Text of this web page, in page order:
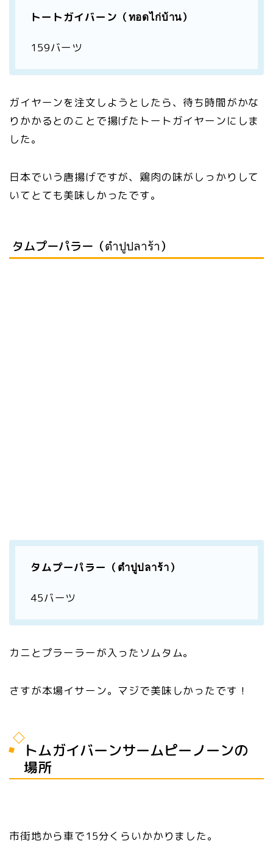
トートガイバーン（ทอดไก่บ้าน）
159バーツ
ガイヤーンを注文しようとしたら、待ち時間がかな
りかかるとのことで揚げたトートガイヤーンにしま
した。
日本でいう唐揚げですが、鶏肉の味がしっかりして
いてとても美味しかったです。
タムプーパラー（ตำปูปลาร้า）
タムプーパラー（ตำปูปลาร้า）
45バーツ
カニとプラーラーが入ったソムタム。
さすが本場イサーン。マジで美味しかったです！
トムガイバーンサームピーノーンの
場所
市街地から車で15分くらいかかりました。